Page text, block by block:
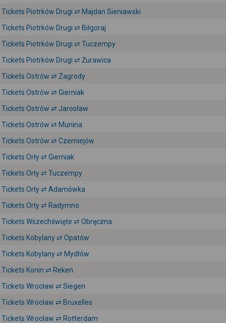
Tickets Piotrków Drugi ⇄ Majdan Sieniawski
Tickets Piotrków Drugi ⇄ Biłgoraj
Tickets Piotrków Drugi ⇄ Tuczempy
Tickets Piotrków Drugi ⇄ Żurawica
Tickets Ostrów ⇄ Zagrody
Tickets Ostrów ⇄ Gierniak
Tickets Ostrów ⇄ Jarosław
Tickets Ostrów ⇄ Munina
Tickets Ostrów ⇄ Czerniejów
Tickets Orły ⇄ Gierniak
Tickets Orły ⇄ Tuczempy
Tickets Orły ⇄ Adamówka
Tickets Orły ⇄ Radymno
Tickets Wszechświęte ⇄ Obręczna
Tickets Kobylany ⇄ Opatów
Tickets Kobylany ⇄ Mydłów
Tickets Konin ⇄ Reken
Tickets Wrocław ⇄ Siegen
Tickets Wrocław ⇄ Bruxelles
Tickets Wrocław ⇄ Rotterdam